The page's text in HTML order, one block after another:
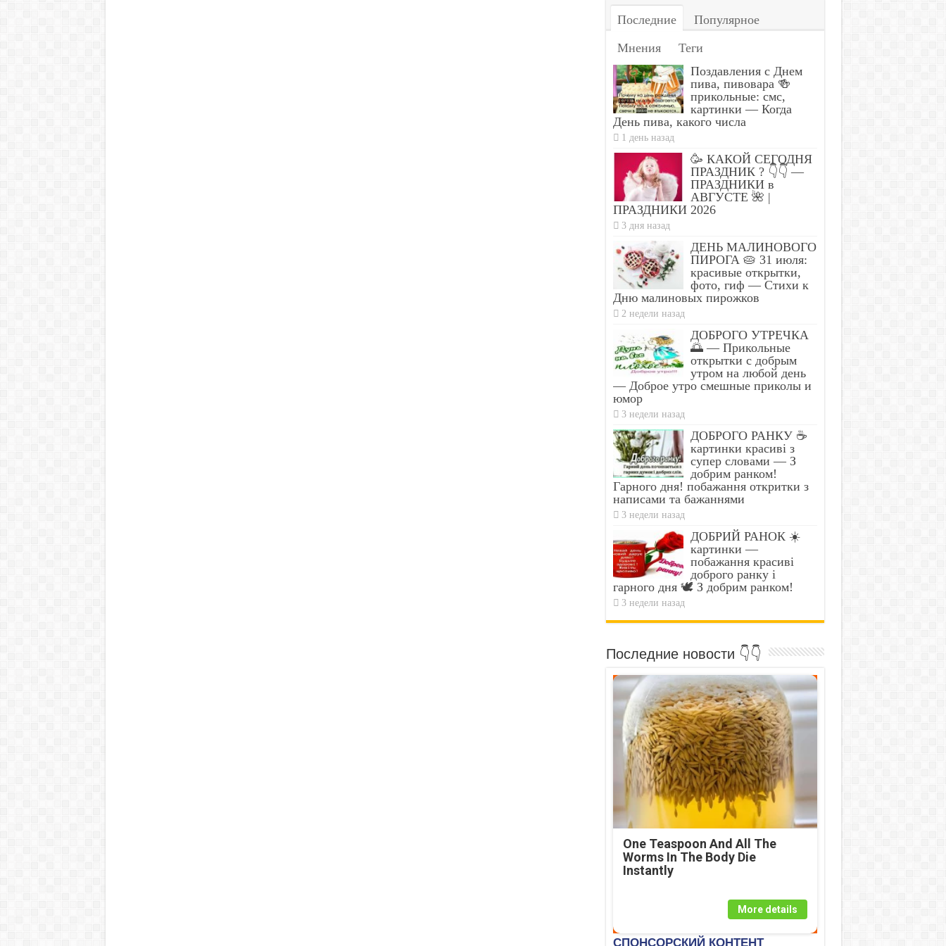
Последние
Популярное
Мнения
Теги
Поздавления с Днем
пива, пивовара 🍻
прикольные: смс,
картинки — Когда
День пива, какого числа
1 день назад
🥳 КАКОЙ СЕГОДНЯ
ПРАЗДНИК ? 👇👇 —
ПРАЗДНИКИ в
АВГУСТЕ 🌺 |
ПРАЗДНИКИ 2026
3 дня назад
ДЕНЬ МАЛИНОВОГО
ПИРОГА 🥧 31 июля:
красивые открытки,
фото, гиф — Стихи к
Дню малиновых пирожков
2 недели назад
ДОБРОГО УТРЕЧКА
🌅 — Прикольные
открытки с добрым
утром на любой день
— Доброе утро смешные приколы и
юмор
3 недели назад
ДОБРОГО РАНКУ ☕
картинки красиві з
супер словами — З
добрим ранком!
Гарного дня! побажання откритки з
написами та бажаннями
3 недели назад
ДОБРИЙ РАНОК ☀️
картинки —
побажання красиві
доброго ранку і
гарного дня 🕊️ З добрим ранком!
3 недели назад
Последние новости 👇👇
One Teaspoon And All The
Worms In The Body Die
Instantly
More details